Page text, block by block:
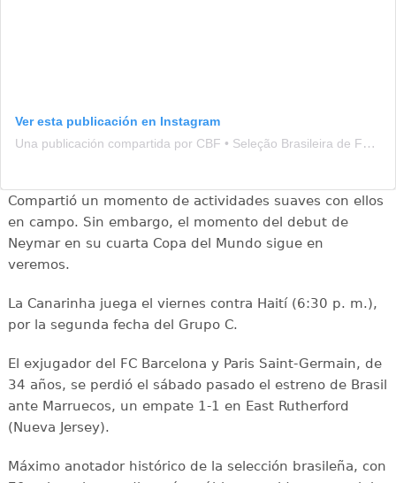
Ver esta publicación en Instagram
Una publicación compartida por CBF • Seleção Brasileira de Futebol (@brasil)
Compartió un momento de actividades suaves con ellos
en campo. Sin embargo, el momento del debut de
Neymar en su cuarta Copa del Mundo sigue en
veremos.
La Canarinha juega el viernes contra Haití (6:30 p. m.),
por la segunda fecha del Grupo C.
El exjugador del FC Barcelona y Paris Saint-Germain, de
34 años, se perdió el sábado pasado el estreno de Brasil
ante Marruecos, un empate 1-1 en East Rutherford
(Nueva Jersey).
Máximo anotador histórico de la selección brasileña, con